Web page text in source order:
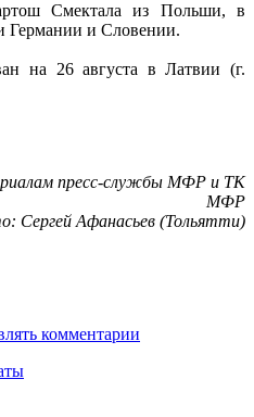
Смектала из Польши, в
Германии и Словении.
на 26 августа в Латвии (г.
пресс-службы МФР и ТК
МФР
Сергей Афанасьев (Тольятти)
комментарии